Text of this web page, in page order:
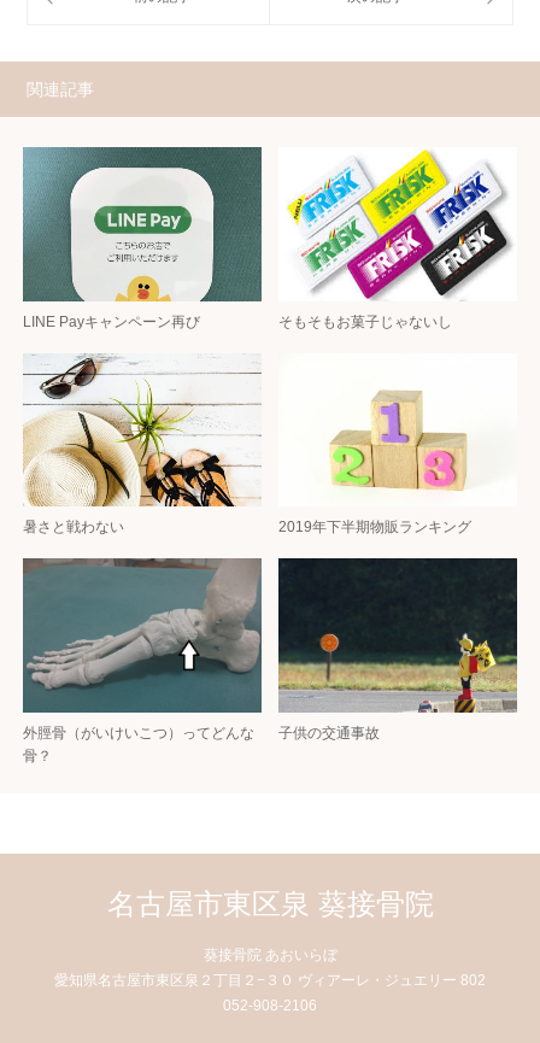
関連記事
LINE Payキャンペーン再び そもそもお菓子じゃないし
暑さと戦わない 2019年下半期物販ランキング
外脛骨（がいけいこつ）ってどんな
骨？
子供の交通事故
名古屋市東区泉 葵接骨院
葵接骨院 あおいらぼ
愛知県名古屋市東区泉２丁目２−３０ ヴィアーレ・ジュエリー 802
052-908-2106